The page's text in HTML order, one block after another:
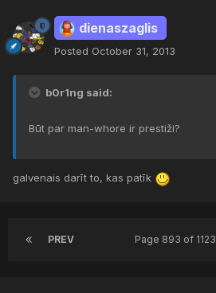
dienaszaglis
Posted October 31, 2013
b0r1ng said:
Būt par man-whore ir prestiži?
galvenais darīt to, kas patīk
PREV Page 893 of 1123